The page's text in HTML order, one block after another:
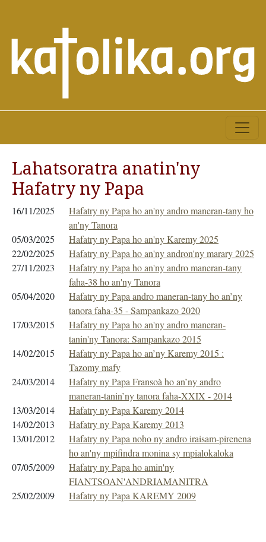
Lahatsoratra anatin'ny
Hafatry ny Papa
16/11/2025
Hafatry ny Papa ho an'ny andro maneran-tany ho
an'ny Tanora
05/03/2025
Hafatry ny Papa ho an'ny Karemy 2025
22/02/2025
Hafatry ny Papa ho an'ny andron'ny marary 2025
27/11/2023
Hafatry ny Papa ho an'ny andro maneran-tany
faha-38 ho an'ny Tanora
05/04/2020
Hafatry ny Papa andro maneran-tany ho an’ny
tanora faha-35 - Sampankazo 2020
17/03/2015
Hafatry ny Papa ho an'ny andro maneran-
tanin'ny Tanora: Sampankazo 2015
14/02/2015
Hafatry ny Papa ho an’ny Karemy 2015 :
Tazomy mafy
24/03/2014
Hafatry ny Papa Fransoà ho an’ny andro
maneran-tanin’ny tanora faha-XXIX - 2014
13/03/2014
Hafatry ny Papa Karemy 2014
14/02/2013
Hafatry ny Papa Karemy 2013
13/01/2012
Hafatry ny Papa noho ny andro iraisam-pirenena
ho an'ny mpifindra monina sy mpialokaloka
07/05/2009
Hafatry ny Papa ho amin'ny
FIANTSOAN'ANDRIAMANITRA
25/02/2009
Hafatry ny Papa KAREMY 2009